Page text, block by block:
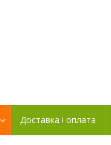
Доставка і оплата